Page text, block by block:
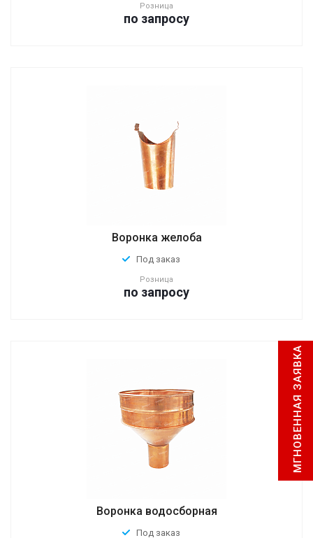
Розница
по запросу
Воронка желоба
Под заказ
Розница
по запросу
Воронка водосборная
Под заказ
МГНОВЕННАЯ ЗАЯВКА